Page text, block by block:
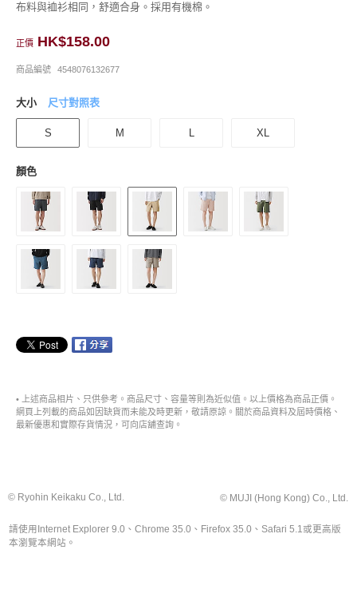
布料與裇衫相同，舒適合身。採用有機棉。
正價 HK$158.00
商品編號 4548076132677
大小 尺寸對照表
S M L XL
顏色
• 上述商品相片、只供參考。商品尺寸、容量等則為近似值。以上價格為商品正價。
網頁上列載的商品如因缺貨而未能及時更新，敬請原諒。關於商品資料及屆時價格、
最新優惠和實際存貨情況，可向店舖查詢。
© Ryohin Keikaku Co., Ltd. © MUJI (Hong Kong) Co., Ltd.
請使用Internet Explorer 9.0、Chrome 35.0、Firefox 35.0、Safari 5.1或更高版
本瀏覽本網站。